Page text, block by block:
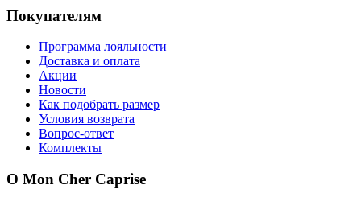
Покупателям
Программа лояльности
Доставка и оплата
Акции
Новости
Как подобрать размер
Условия возврата
Вопрос-ответ
Комплекты
О Mon Cher Caprise